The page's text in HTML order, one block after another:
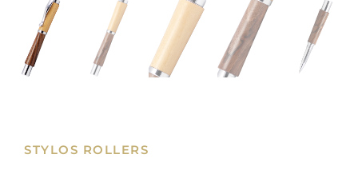
STYLOS ROLLERS